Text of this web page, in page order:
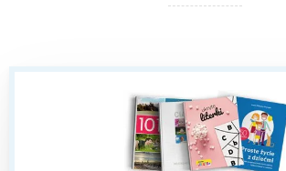
tego regionu:
Warszawa
Śląsk